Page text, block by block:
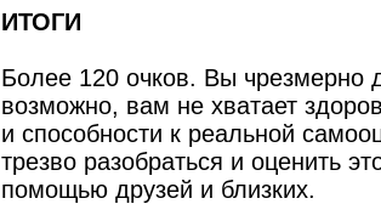
ИТОГИ
Более 120 очков. Вы чрезмерно
возможно, вам не хватает
и способности к реальной
трезво разобраться и оценить
помощью друзей и близких.